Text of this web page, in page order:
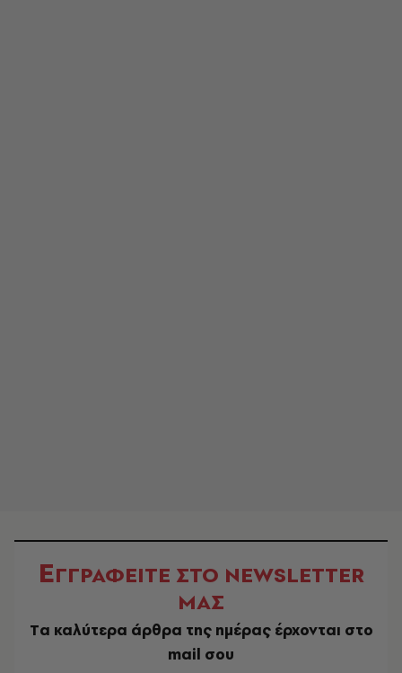
ΕΓΓΡΑΦΕΙΤΕ ΣΤΟ NEWSLETTER
ΜΑΣ
Tα καλύτερα άρθρα της ημέρας έρχονται στο
mail σου